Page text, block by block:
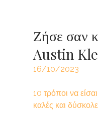
Ζήσε σαν
Austin
16/10/2023
10 τρόποι να
καλές και